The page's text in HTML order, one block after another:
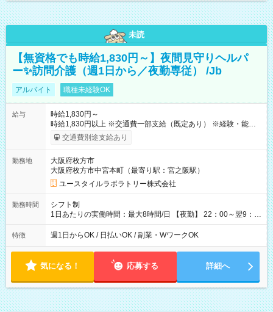
未読
【無資格でも時給1,830円～】夜間見守りヘルパ
ー✨訪問介護（週1日から／夜勤専従） /Jb
アルバイト 職種未経験OK
給与
時給1,830円～
時給1,830円以上 ※交通費一部支給（既定あり） ※経験・能力を
考慮して決定します 【収入例】 週1回勤務の場合：1,830円×8時
間×4回=5万8,560円 週3回勤務の場合：1,830円×8時間×12回
月 ※ 雇用形態と給与に、本採用時と異なる部分があります。 雇
用形態：本採用時と同じです。 給与：時給 1,610円以上
交通費別途支給あり
勤務地
大阪府枚方市
大阪府枚方市中宮本町（最寄り駅：宮之阪駅）
ユースタイルラボラトリー株式会社
勤務時間
シフト制
1日あたりの実働時間：最大8時間/日 【夜勤】 22：00～翌9：
00 ※週1日～OK ／ 夜勤専従 ＊＊ 勤務時間例 ＊＊ ■22時か
ら翌7時 ■23時から翌8時 ■24時から翌9時 など ※上記の時間
ます。 ※曜日固定（毎週同じ曜日での勤務となります）
特徴 週1日からOK / 日払いOK / 副業・WワークOK
気になる！ 応募する 詳細へ